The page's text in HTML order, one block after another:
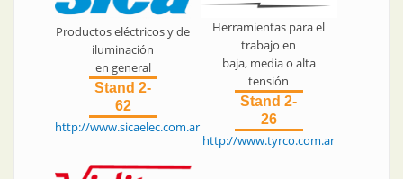
Productos eléctricos y de
iluminación
en general
Stand 2-
62
http://www.sicaelec.com.ar
Herramientas para el
trabajo en
baja, media o alta
tensión
Stand 2-
26
http://www.tyrco.com.ar